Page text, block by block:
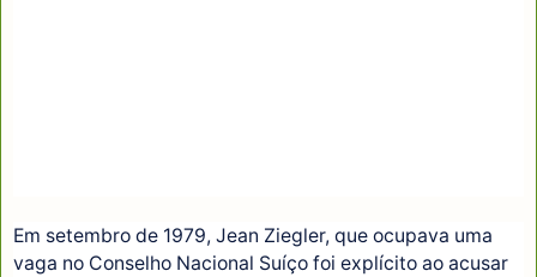
Em setembro de 1979, Jean Ziegler, que ocupava uma
vaga no Conselho Nacional Suíço foi explícito ao acusar